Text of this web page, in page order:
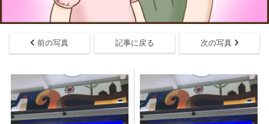
前の写真 記事に戻る 次の写真